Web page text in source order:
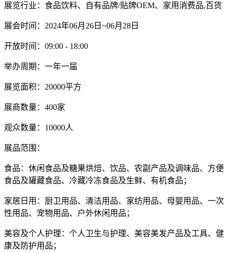
展览行业：食品饮料、自有品牌/贴牌OEM、家用消费品,百货
展会时间：2024年06月26日~06月28日
开放时间：09:00 - 18:00
举办周期：一年一届
展览面积：20000平方
展商数量：400家
观众数量：10000人
展品范围：
食品：休闲食品及糖果烘焙、饮品、农副产品及调味品、方便
食品及罐藏食品、冷藏冷冻食品及生鲜、有机食品；
家居日用：厨卫用品、清洁用品、家纺用品、母婴用品、一次
性用品、宠物用品、户外休闲用品；
美容及个人护理：个人卫生与护理、美容美发产品及工具、健
康及防护用品；